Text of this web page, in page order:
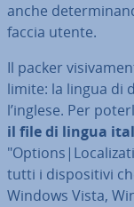
anche
fac­cia utente.
Il packer
limite: la lingua di
l’inglese. Per
il file di lingua
tutti i di­spo­si­ti­vi
Windows Vista,